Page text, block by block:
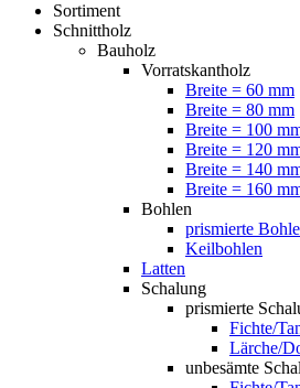
Sortiment
Schnittholz
Bauholz
Vorratskantholz
Breite = 60 mm
Breite = 80 mm
Breite = 100
Breite = 120
Breite = 140
Breite = 160
Bohlen
prismierte
Keilbohlen
Latten
Schalung
prismierte
Fichte/
Lärche/
unbesämte